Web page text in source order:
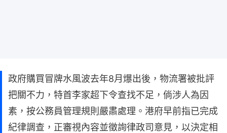
政府購買冒牌水風波去年8月爆出後，物流署被批評
把關不力，特首李家超下令查找不足，倘涉人為因
素，按公務員管理規則嚴肅處理。港府早前指已完成
紀律調查，正審視內容並徵詢律政司意見，以決定相